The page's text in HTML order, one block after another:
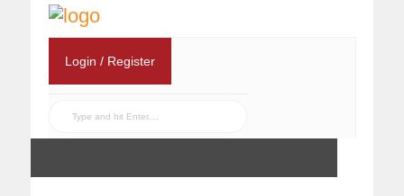
Login / Register